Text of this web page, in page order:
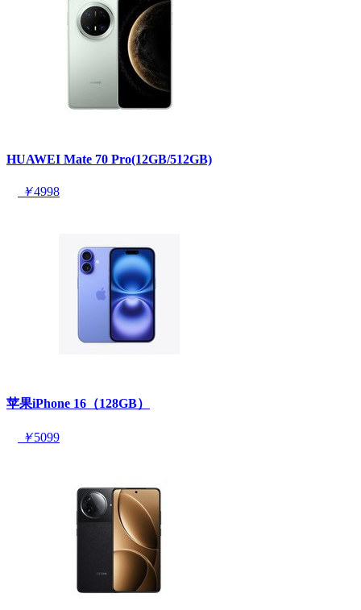
HUAWEI Mate 70 Pro(12GB/512GB)
￥4998
苹果iPhone 16（128GB）
￥5099